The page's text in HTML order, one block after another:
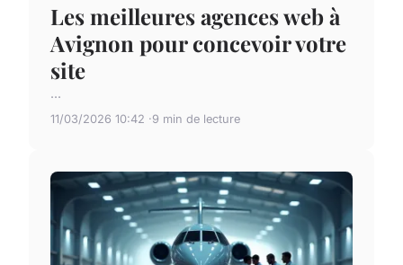
Les meilleures agences web à
Avignon pour concevoir votre
site
...
11/03/2026 10:42 9 min de lecture